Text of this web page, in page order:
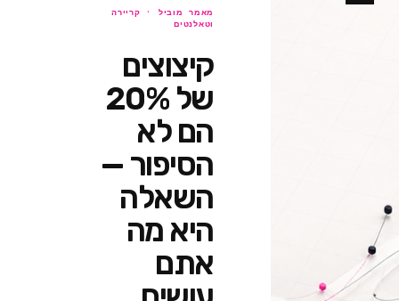
קריירה
קיצוצים
של 20%
הם לא
הסיפור —
השאלה
היא מה